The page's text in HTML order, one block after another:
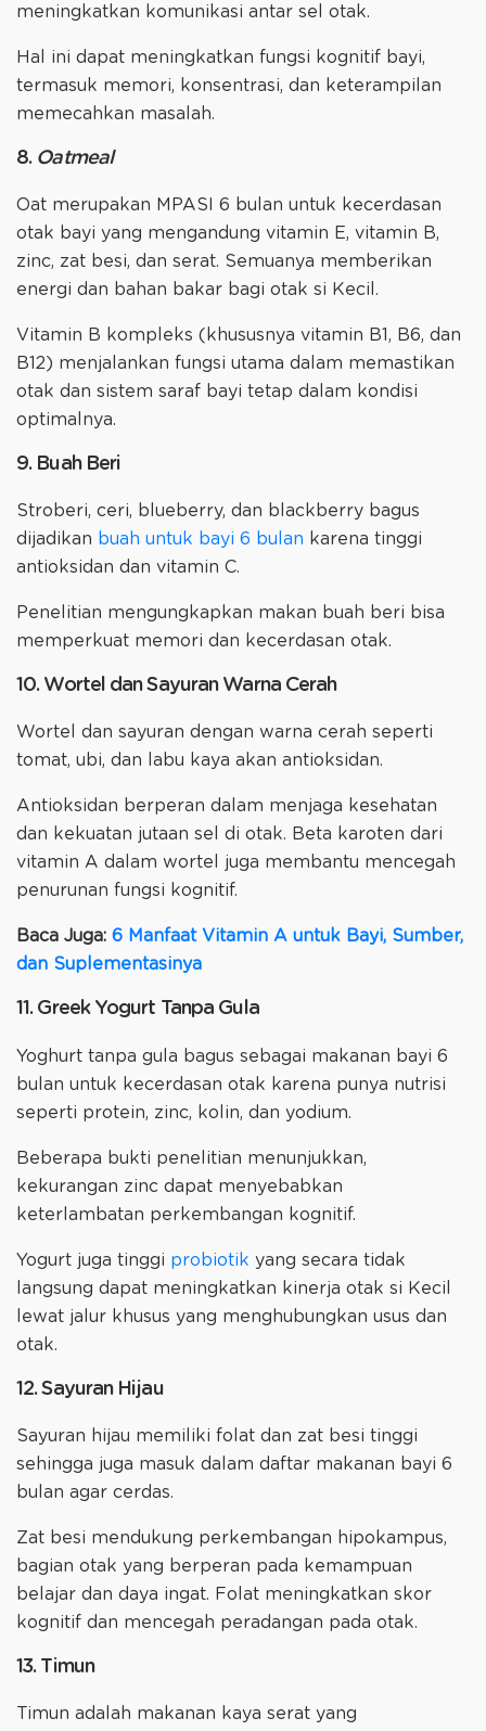
meningkatkan komunikasi antar sel otak.
Hal ini dapat meningkatkan fungsi kognitif bayi,
termasuk memori, konsentrasi, dan keterampilan
memecahkan masalah.
8. Oatmeal
Oat merupakan MPASI 6 bulan untuk kecerdasan
otak bayi yang mengandung vitamin E, vitamin B,
zinc, zat besi, dan serat. Semuanya memberikan
energi dan bahan bakar bagi otak si Kecil.
Vitamin B kompleks (khususnya vitamin B1, B6, dan
B12) menjalankan fungsi utama dalam memastikan
otak dan sistem saraf bayi tetap dalam kondisi
optimalnya.
9. Buah Beri
Stroberi, ceri, blueberry, dan blackberry bagus
dijadikan buah untuk bayi 6 bulan karena tinggi
antioksidan dan vitamin C.
Penelitian mengungkapkan makan buah beri bisa
memperkuat memori dan kecerdasan otak.
10. Wortel dan Sayuran Warna Cerah
Wortel dan sayuran dengan warna cerah seperti
tomat, ubi, dan labu kaya akan antioksidan.
Antioksidan berperan dalam menjaga kesehatan
dan kekuatan jutaan sel di otak. Beta karoten dari
vitamin A dalam wortel juga membantu mencegah
penurunan fungsi kognitif.
Baca Juga: 6 Manfaat Vitamin A untuk Bayi, Sumber,
dan Suplementasinya
11. Greek Yogurt Tanpa Gula
Yoghurt tanpa gula bagus sebagai makanan bayi 6
bulan untuk kecerdasan otak karena punya nutrisi
seperti protein, zinc, kolin, dan yodium.
Beberapa bukti penelitian menunjukkan,
kekurangan zinc dapat menyebabkan
keterlambatan perkembangan kognitif.
Yogurt juga tinggi probiotik yang secara tidak
langsung dapat meningkatkan kinerja otak si Kecil
lewat jalur khusus yang menghubungkan usus dan
otak.
12. Sayuran Hijau
Sayuran hijau memiliki folat dan zat besi tinggi
sehingga juga masuk dalam daftar makanan bayi 6
bulan agar cerdas.
Zat besi mendukung perkembangan hipokampus,
bagian otak yang berperan pada kemampuan
belajar dan daya ingat. Folat meningkatkan skor
kognitif dan mencegah peradangan pada otak.
13. Timun
Timun adalah makanan kaya serat yang